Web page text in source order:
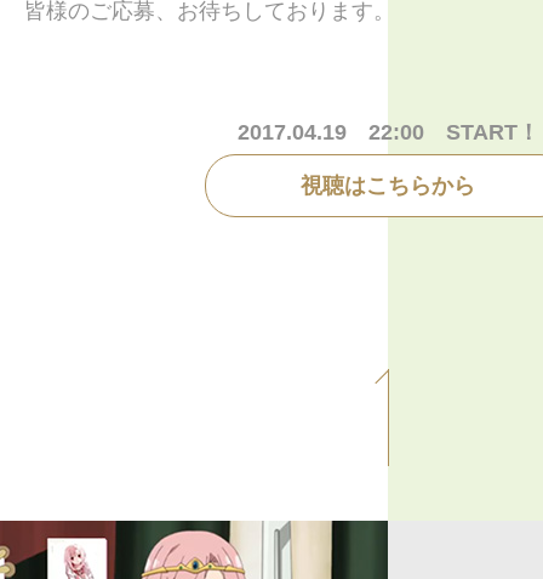
皆様のご応募、お待ちしております。
2017.04.19 22:00 START！
視聴はこちらから